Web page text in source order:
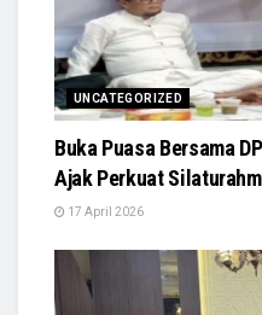
UNCATEGORIZED
Buka Puasa Bersama
Ajak Perkuat
17 April 2026